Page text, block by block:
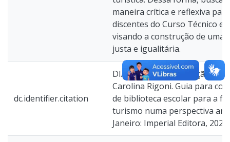
maneira crítica e reflexiva
discentes do Curso Técnico
visando a construção de uma
justa e igualitária.
dc.identifier.citation
DIAS, Maria da Conceição
Carolina Rigoni. Guia para
de biblioteca escolar para a
turismo numa perspectiva
Janeiro: Imperial Editora, 2024.